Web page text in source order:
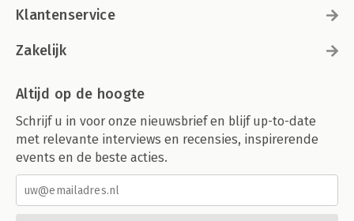
Klantenservice
Zakelijk
Altijd op de hoogte
Schrijf u in voor onze nieuwsbrief en blijf up-to-date
met relevante interviews en recensies, inspirerende
events en de beste acties.